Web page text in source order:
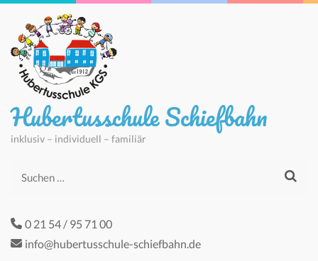
Hubertusschule Schiefbahn
inklusiv – individuell – familiär
Suchen
0 21 54 / 95 71 00
info@hubertusschule-schiefbahn.de